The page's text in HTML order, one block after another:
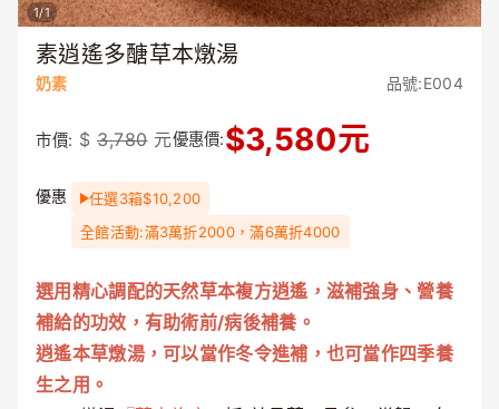
1/1
素逍遙多醣草本燉湯
奶素 品號:E004
市價: $ 3,780 元優惠價:$3,580元
優惠
任選3箱$10,200
全館活動:滿3萬折2000，滿6萬折4000
選用精心調配的天然草本複方逍遙，滋補強身、營養
補給的功效，有助術前/病後補養。
逍遙本草燉湯，可以當作冬令進補，也可當作四季養
生之用。